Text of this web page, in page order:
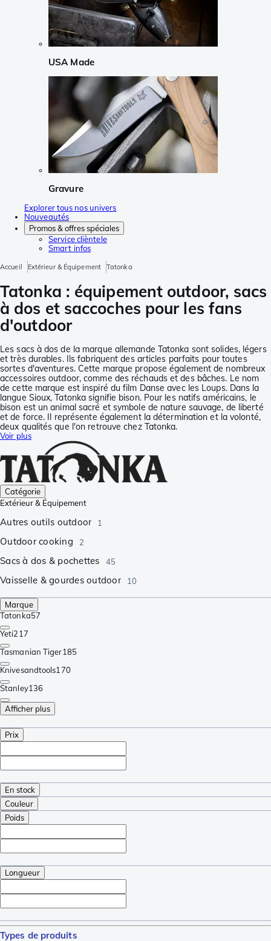
USA Made
Gravure
Explorer tous nos univers
Nouveautés
Promos & offres spéciales
Service clièntele
Smart infos
Accueil Extérieur & Équipement Tatonka
Tatonka : équipement outdoor, sacs
à dos et saccoches pour les fans
d'outdoor
Les sacs à dos de la marque allemande Tatonka sont solides, légers
et très durables. Ils fabriquent des articles parfaits pour toutes
sortes d'aventures. Cette marque propose également de nombreux
accessoires outdoor, comme des réchauds et des bâches. Le nom
de cette marque est inspiré du film Danse avec les Loups. Dans la
langue Sioux, Tatonka signifie bison. Pour les natifs américains, le
bison est un animal sacré et symbole de nature sauvage, de liberté
et de force. Il représente également la détermination et la volonté,
deux qualités que l'on retrouve chez Tatonka.
Voir plus
Catégorie
Extérieur & Équipement
Autres outils outdoor 1
Outdoor cooking 2
Sacs à dos & pochettes 45
Vaisselle & gourdes outdoor 10
Marque
Tatonka57
Yeti217
Tasmanian Tiger185
Knivesandtools170
Stanley136
Afficher plus
Prix
En stock
Couleur
Poids
Longueur
Types de produits